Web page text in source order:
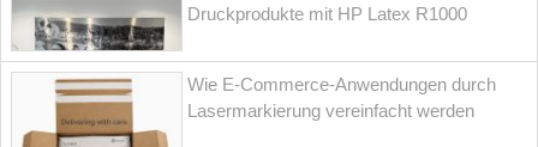
Druckprodukte mit HP Latex R1000
Wie E-Commerce-Anwendungen durch
Lasermarkierung vereinfacht werden